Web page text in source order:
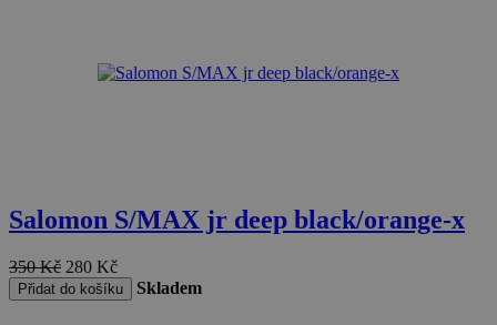
Salomon S/MAX jr deep black/orange-x
350Kč 280 Kč
Přidat do košíku Skladem